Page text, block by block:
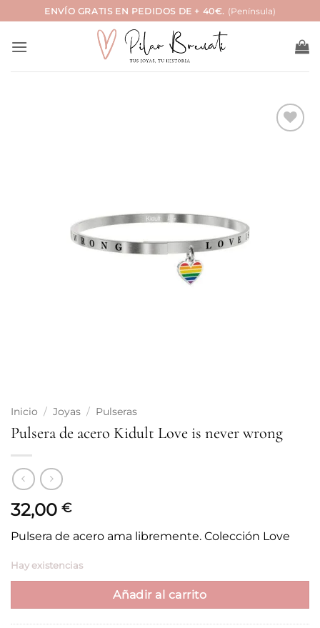
al
contenido
ENVÍO GRATIS EN PEDIDOS DE + 40€. (Península)
Inicio / Joyas / Pulseras
Pulsera de acero Kidult Love is never wrong
32,00 €
Pulsera de acero ama libremente. Colección Love
Hay existencias
Añadir al carrito